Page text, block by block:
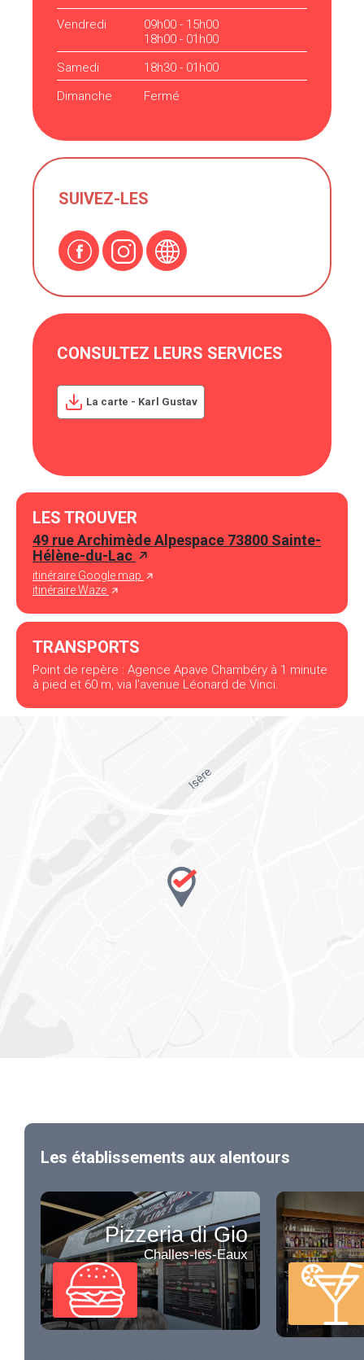
Vendredi
09h00 - 15h00
18h00 - 01h00
Samedi
18h30 - 01h00
Dimanche
Fermé
SUIVEZ-LES
CONSULTEZ LEURS SERVICES
La carte - Karl Gustav
LES TROUVER
49 rue Archimède Alpespace 73800 Sainte-
Hélène-du-Lac
itinéraire Google map
itinéraire Waze
TRANSPORTS
Point de repère : Agence Apave Chambéry à 1 minute
à pied et 60 m, via l'avenue Léonard de Vinci.
Les établissements aux alentours
Pizzeria di Gio
Challes-les-Eaux